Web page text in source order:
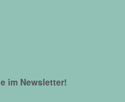
im Newsletter!